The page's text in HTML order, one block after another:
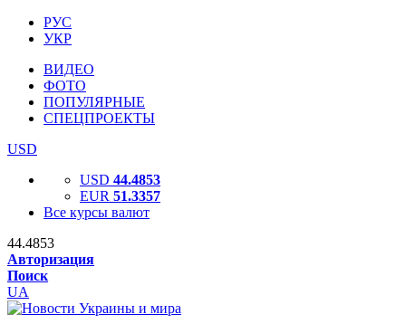
РУС
УКР
ВИДЕО
ФОТО
ПОПУЛЯРНЫЕ
СПЕЦПРОЕКТЫ
USD
USD 44.4853
EUR 51.3357
Все курсы валют
44.4853
Авторизация
Поиск
UA